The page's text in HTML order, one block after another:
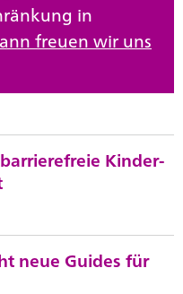
in
freuen wir uns
Kinder-
neue Guides für